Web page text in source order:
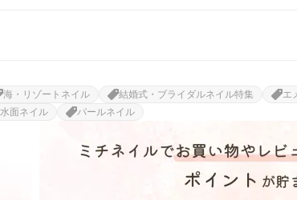
海・リゾートネイル 結婚式・ブライダルネイル特集
エ
水面ネイル パールネイル